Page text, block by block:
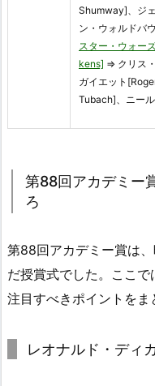
Shumway]、ジ
ン・ウォルドバ
スター・ウォー
kens] ⇒ クリス
ガイエット
Tubach]、ニー
第88回アカデミー
ろ
第88回アカデミー賞は
だ授賞式でした。ここで
注目すべきポイントをま
レオナルド・ディ